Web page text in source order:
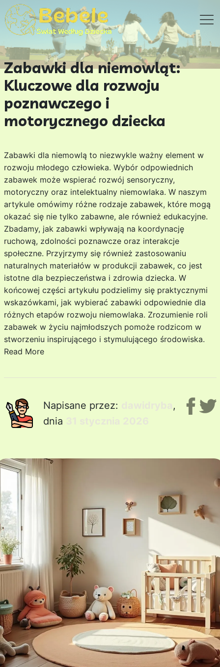
Zabawki dla niemowląt:
Kluczowe dla rozwoju
poznawczego i
motorycznego dziecka
Zabawki dla niemowlą to niezwykle ważny element w
rozwoju młodego człowieka. Wybór odpowiednich
zabawek może wspierać rozwój sensoryczny,
motoryczny oraz intelektualny niemowlaka. W naszym
artykule omówimy różne rodzaje zabawek, które mogą
okazać się nie tylko zabawne, ale również edukacyjne.
Zbadamy, jak zabawki wpływają na koordynację
ruchową, zdolności poznawcze oraz interakcje
społeczne. Przyjrzymy się również zastosowaniu
naturalnych materiałów w produkcji zabawek, co jest
istotne dla bezpieczeństwa i zdrowia dziecka. W
końcowej części artykułu podzielimy się praktycznymi
wskazówkami, jak wybierać zabawki odpowiednie dla
różnych etapów rozwoju niemowlaka. Zrozumienie roli
zabawek w życiu najmłodszych pomoże rodzicom w
stworzeniu inspirującego i stymulującego środowiska.
Read More
Napisane przez:
,
dnia